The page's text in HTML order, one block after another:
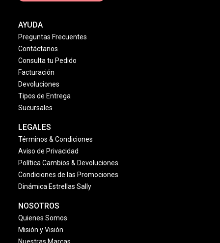
AYUDA
Preguntas Frecuentes
Contáctanos
Consulta tu Pedido
Facturación
Devoluciones
Tipos de Entrega
Sucursales
LEGALES
Términos & Condiciones
Aviso de Privacidad
Política Cambios & Devoluciones
Condiciones de las Promociones
Dinámica Estrellas Sally
NOSOTROS
Quienes Somos
Misión y Visión